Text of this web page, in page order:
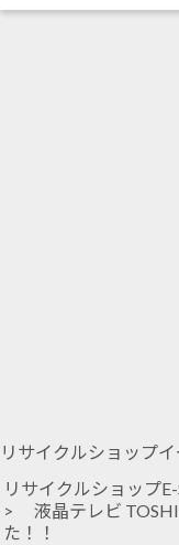
リサイクルショップ
リサイクルショップ
> 液晶テレビ
た！！